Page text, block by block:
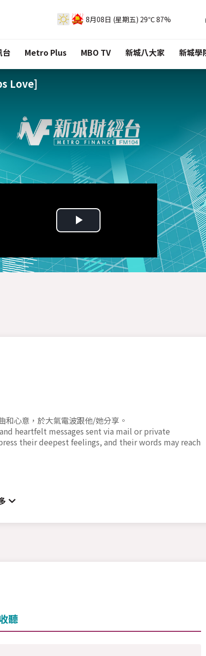
8月08日 (星期五) 29℃87%
台 Metro Plus MBO TV 新城八大家 新城學
Play
Video
Love]
和心意，於大氣電波跟他/她分享。
heartfelt messages sent via mail or private
their deepest feelings, and their words may reach
聽